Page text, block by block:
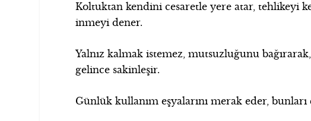
Koltuktan kendini cesaretle yere atar, tehlikeyi
inmeyi dener.
Yalnız kalmak istemez, mutsuzluğunu
gelince sakinleşir.
Günlük kullanım eşyalarını merak eder,